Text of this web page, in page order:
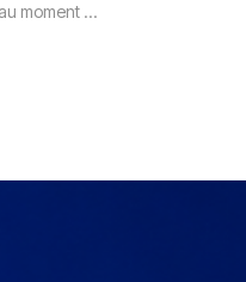
moment ...